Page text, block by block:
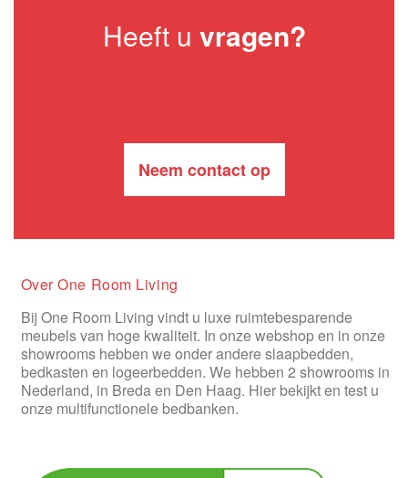
Heeft u vragen?
Neem contact op
Over One Room Living
Bij One Room Living vindt u luxe ruimtebesparende
meubels van hoge kwaliteit. In onze webshop en in onze
showrooms hebben we onder andere slaapbedden,
bedkasten en logeerbedden. We hebben 2 showrooms in
Nederland, in Breda en Den Haag. Hier bekijkt en test u
onze multifunctionele bedbanken.